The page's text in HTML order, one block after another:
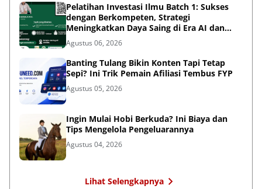
Pelatihan Investasi Ilmu Batch 1: Sukses
dengan Berkompeten, Strategi
Meningkatkan Daya Saing di Era AI dan
Persaingan Global
Agustus 06, 2026
Banting Tulang Bikin Konten Tapi Tetap
Sepi? Ini Trik Pemain Afiliasi Tembus FYP
Agustus 05, 2026
Ingin Mulai Hobi Berkuda? Ini Biaya dan
Tips Mengelola Pengeluarannya
Agustus 04, 2026
Lihat Selengkapnya